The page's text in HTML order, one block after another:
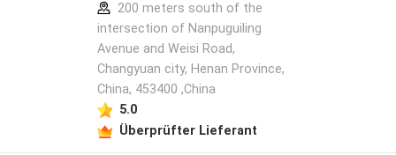
200 meters south of the
intersection of Nanpuguiling
Avenue and Weisi Road,
Changyuan city, Henan Province,
China, 453400 ,China
5.0
Überprüfter Lieferant